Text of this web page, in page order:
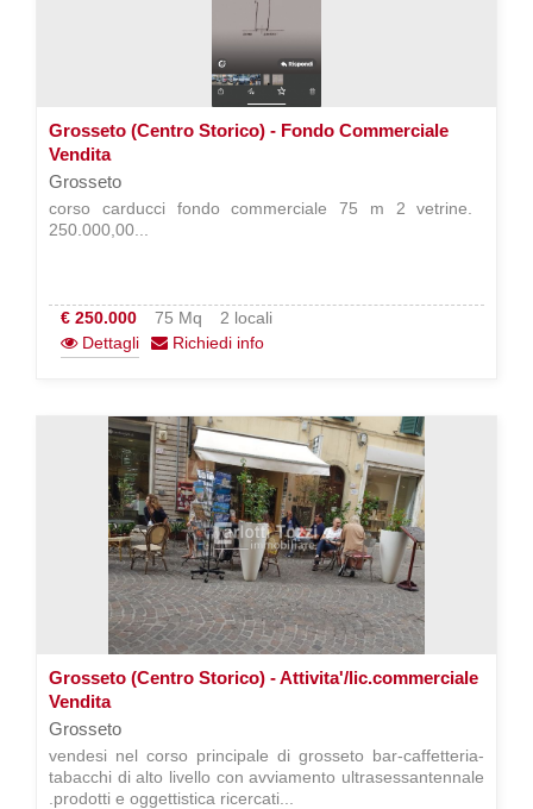
Grosseto (Centro Storico) - Fondo Commerciale
Vendita
Grosseto
corso carducci fondo commerciale 75 m 2 vetrine. 
250.000,00...
€ 250.000 75 Mq
2 locali
Dettagli
Richiedi info
Grosseto (Centro Storico) - Attivita'/lic.commerciale
Vendita
Grosseto
vendesi nel corso principale di grosseto bar-caffetteria-
tabacchi di alto livello con avviamento ultrasessantennale
.prodotti e oggettistica ricercati...